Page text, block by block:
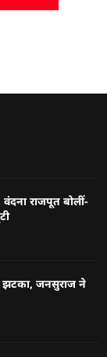
राजपूत बोलीं-
झटका, जनसुराज ने